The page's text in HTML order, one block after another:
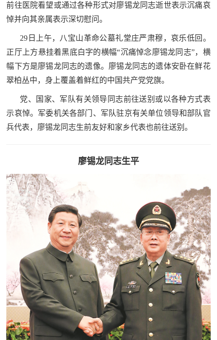
动
国
防
动
员
民
空
人
空
国
库
防
智
库
英
雄
模
范
模
范
退
役
前往医院看望或通过各种形式对廖锡龙同志逝世表示沉痛哀
悼并向其亲属表示深切慰问。
29日上午，八宝山革命公墓礼堂庄严肃穆，哀乐低回。
正厅上方悬挂着黑底白字的横幅“沉痛悼念廖锡龙同志”，横
幅下方是廖锡龙同志的遗像。廖锡龙同志的遗体安卧在鲜花
翠柏丛中，身上覆盖着鲜红的中国共产党党旗。
党、国家、军队有关领导同志前往送别或以各种方式表
示哀悼。军委机关各部门、军队驻京有关单位领导和部队官
兵代表，廖锡龙同志生前友好和家乡代表也前往送别。
廖锡龙同志生平